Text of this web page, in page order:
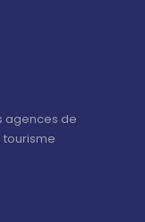
agences de